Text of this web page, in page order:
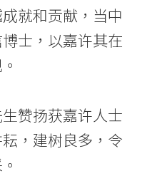
就和贡献，当中
士，以嘉许其在
赞扬获嘉许人士
，建树良多，令